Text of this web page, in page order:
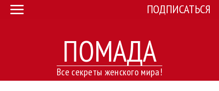
ПОМАДА
Все секреты женского мира!
ПОДПИСАТЬСЯ